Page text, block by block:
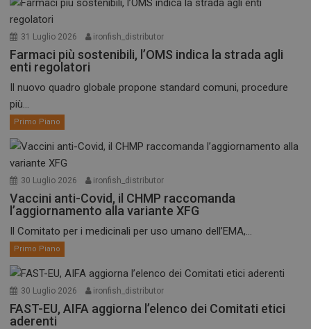
31 Luglio 2026 ironfish_distributor
Farmaci più sostenibili, l’OMS indica la strada agli
enti regolatori
Il nuovo quadro globale propone standard comuni, procedure
più...
Primo Piano
30 Luglio 2026 ironfish_distributor
Vaccini anti-Covid, il CHMP raccomanda
l’aggiornamento alla variante XFG
Il Comitato per i medicinali per uso umano dell’EMA,...
Primo Piano
30 Luglio 2026 ironfish_distributor
FAST-EU, AIFA aggiorna l’elenco dei Comitati etici
aderenti